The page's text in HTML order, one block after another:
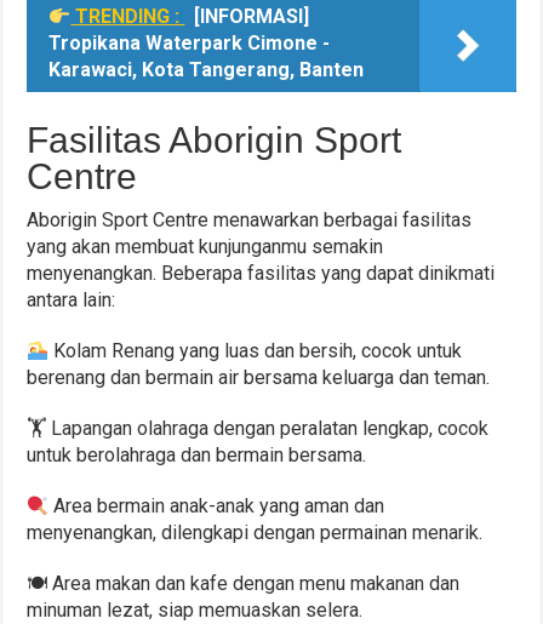
TRENDING :
[INFORMASI]
Tropikana Waterpark Cimone -
Karawaci, Kota Tangerang, Banten
Fasilitas Aborigin Sport
Centre
Aborigin Sport Centre menawarkan berbagai fasilitas
yang akan membuat kunjunganmu semakin
menyenangkan. Beberapa fasilitas yang dapat dinikmati
antara lain:
Kolam Renang yang luas dan bersih, cocok untuk
berenang dan bermain air bersama keluarga dan teman.
🏋 Lapangan olahraga dengan peralatan lengkap, cocok
untuk berolahraga dan bermain bersama.
Area bermain anak-anak yang aman dan
menyenangkan, dilengkapi dengan permainan menarik.
🍽 Area makan dan kafe dengan menu makanan dan
minuman lezat, siap memuaskan selera.